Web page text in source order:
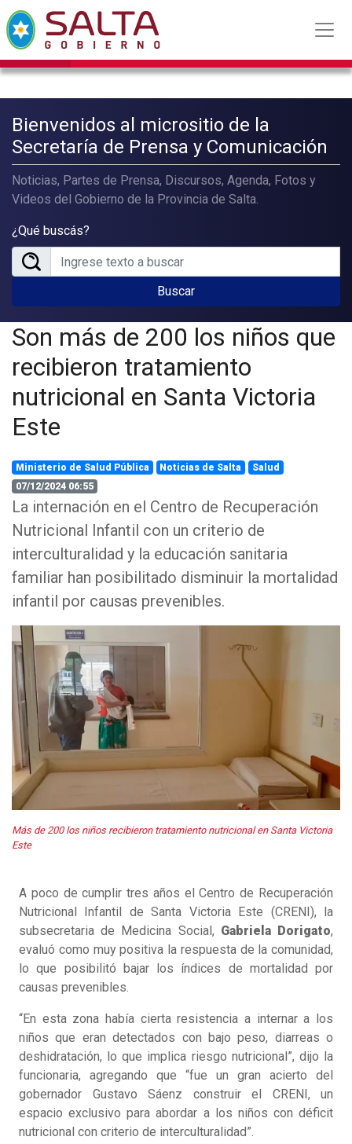
Bienvenidos al micrositio de la
Secretaría de Prensa y Comunicación
Noticias, Partes de Prensa, Discursos, Agenda, Fotos y
Videos del Gobierno de la Provincia de Salta.
¿Qué buscás?
Buscar
Son más de 200 los niños que
recibieron tratamiento
nutricional en Santa Victoria
Este
Ministerio de Salud Pública Noticias de Salta
Salud
07/12/2024 06:55
La internación en el Centro de Recuperación
Nutricional Infantil con un criterio de
interculturalidad y la educación sanitaria
familiar han posibilitado disminuir la mortalidad
infantil por causas prevenibles.
Más de 200 los niños recibieron tratamiento nutricional en Santa Victoria
Este
A poco de cumplir tres años el Centro de Recuperación
Nutricional Infantil de Santa Victoria Este (CRENI), la
subsecretaria de Medicina Social, Gabriela Dorigato,
evaluó como muy positiva la respuesta de la comunidad,
lo que posibilitó bajar los índices de mortalidad por
causas prevenibles.
“En esta zona había cierta resistencia a internar a los
niños que eran detectados con bajo peso, diarreas o
deshidratación, lo que implica riesgo nutricional”, dijo la
funcionaria, agregando que “fue un gran acierto del
gobernador Gustavo Sáenz construir el CRENI, un
espacio exclusivo para abordar a los niños con déficit
nutricional con criterio de interculturalidad”.